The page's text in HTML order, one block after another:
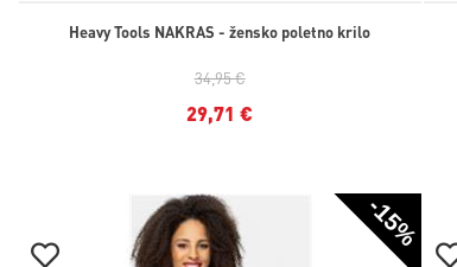
Heavy Tools NAKRAS - žensko poletno krilo
34,95 €
29,71 €
-15%